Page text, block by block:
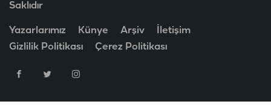
Saklıdır
Yazarlarımız Künye Arşiv
İletişim
Gizlilik Politikası
Çerez Politikası